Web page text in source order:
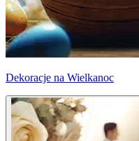
Dekoracje na Wielkanoc